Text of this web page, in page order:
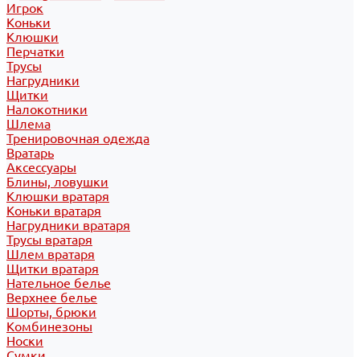
Игрок
Коньки
Клюшки
Перчатки
Трусы
Нагрудники
Щитки
Налокотники
Шлема
Тренировочная одежда
Вратарь
Аксессуары
Блины, ловушки
Клюшки вратаря
Коньки вратаря
Нагрудники вратаря
Трусы вратаря
Шлем вратаря
Щитки вратаря
Нательное белье
Верхнее белье
Шорты, брюки
Комбинезоны
Носки